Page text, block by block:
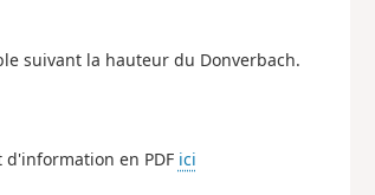
suivant la hauteur du Donverbach.
en PDF ici